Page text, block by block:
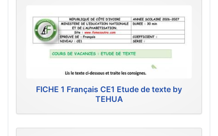
FICHE 1 Français CE1 Etude de texte by
TEHUA